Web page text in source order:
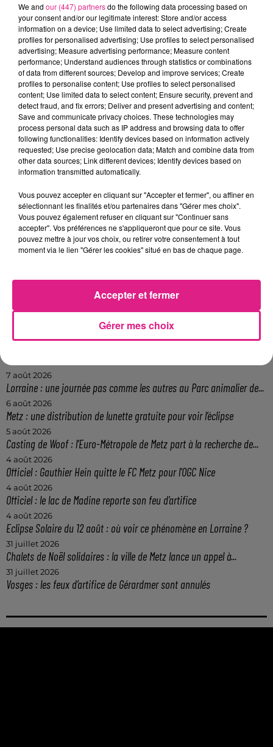
Jeanne des Armoises, c'est en plein cœur de
la ville que les spectateurs seront
transportés.
Visite d’1h30. Tarif adulte : 10 € / Tarif réduit :
5 € / Gratuit pour les moins de 12 ans
Valentine Vernier, Directrice Tourisme & Missions
Office de Tourisme chez Agence Inspire Metz :
Crédit :D!RECT FM
Les inscriptions sont obligatoires et sont à
retrouver sur le site de l’Office de Tourisme :
metz.com/fr/actualites/actualites/amour-et-
decouvertes-metz-celebre-la-saint-valentin
ou par téléphone au 03 87 39 00 00.
FIL ACTUS
7 août 2026
Lorraine : une journée pas comme les autres au Parc animalier de...
6 août 2026
Metz : une distribution de lunette gratuite pour voir l’éclipse
5 août 2026
Casting de Woof : l'Euro-Métropole de Metz part à la recherche de...
4 août 2026
Officiel : Gauthier Hein quitte le FC Metz pour l'OGC Nice
4 août 2026
Officiel : le lac de Madine reporte son feu d’artifice
4 août 2026
Eclipse Solaire du 12 août : où voir ce phénomène en Lorraine ?
31 juillet 2026
Chalets de Noël solidaires : la ville de Metz lance un appel à...
31 juillet 2026
Vosges : les feux d’artifice de Gérardmer sont annulés
We and our (447) partnersdo the following data processing based on
your consent and/or our legitimate interest: Store and/or access
information on a device; Use limited data to select advertising; Create
profiles for personalised advertising; Use profiles to select personalised
advertising; Measure advertising performance; Measure content
performance; Understand audiences through statistics or combinations
of data from different sources; Develop and improve services; Create
profiles to personalise content; Use profiles to select personalised
content; Use limited data to select content; Ensure security, prevent and
detect fraud, and fix errors; Deliver and present advertising and content;
Save and communicate privacy choices. These technologies may
process personal data such as IP address and browsing data to offer
following functionalities: Identify devices based on information actively
requested; Use precise geolocation data; Match and combine data from
other data sources; Link different devices; Identify devices based on
information transmitted automatically.
Vous pouvez accepter en cliquant sur "Accepter et fermer", ou affiner en
sélectionnant les finalités et/ou partenaires dans "Gérer mes choix".
Vous pouvez également refuser en cliquant sur "Continuer sans
accepter". Vos préférences ne s'appliqueront que pour ce site. Vous
pouvez mettre à jour vos choix, ou retirer votre consentement à tout
moment via le lien "Gérer les cookies" situé en bas de chaque page.
Gérer mes choix
Accepter et fermer